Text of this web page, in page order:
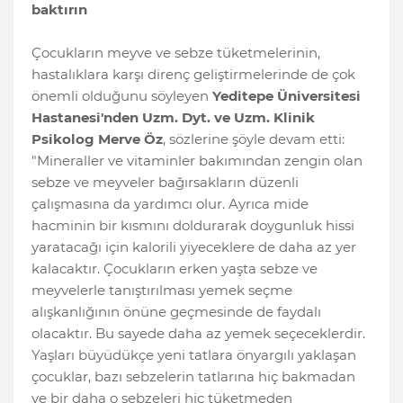
baktırın
Çocukların meyve ve sebze tüketmelerinin,
hastalıklara karşı direnç geliştirmelerinde de çok
önemli olduğunu söyleyen Yeditepe Üniversitesi
Hastanesi'nden Uzm. Dyt. ve Uzm. Klinik
Psikolog Merve Öz, sözlerine şöyle devam etti:
"Mineraller ve vitaminler bakımından zengin olan
sebze ve meyveler bağırsakların düzenli
çalışmasına da yardımcı olur. Ayrıca mide
hacminin bir kısmını doldurarak doygunluk hissi
yaratacağı için kalorili yiyeceklere de daha az yer
kalacaktır. Çocukların erken yaşta sebze ve
meyvelerle tanıştırılması yemek seçme
alışkanlığının önüne geçmesinde de faydalı
olacaktır. Bu sayede daha az yemek seçeceklerdir.
Yaşları büyüdükçe yeni tatlara önyargılı yaklaşan
çocuklar, bazı sebzelerin tatlarına hiç bakmadan
ve bir daha o sebzeleri hiç tüketmeden